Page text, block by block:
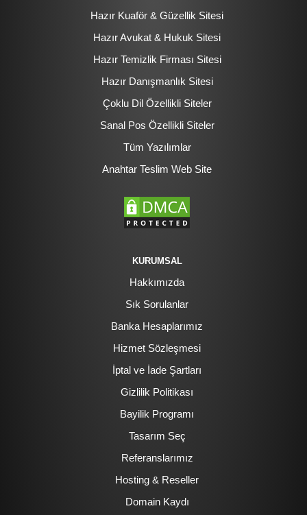
Hazır Kuaför & Güzellik Sitesi
Hazır Avukat & Hukuk Sitesi
Hazır Temizlik Firması Sitesi
Hazır Danışmanlık Sitesi
Çoklu Dil Özellikli Siteler
Sanal Pos Özellikli Siteler
Tüm Yazılımlar
Anahtar Teslim Web Site
KURUMSAL
Hakkımızda
Sık Sorulanlar
Banka Hesaplarımız
Hizmet Sözleşmesi
İptal ve İade Şartları
Gizlilik Politikası
Bayilik Programı
Tasarım Seç
Referanslarımız
Hosting & Reseller
Domain Kaydı